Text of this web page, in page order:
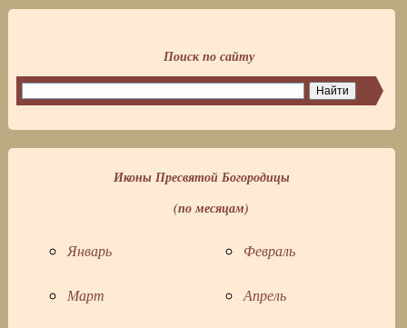
Иконы Пресвятой Богородицы
(по месяцам)
Январь Февраль
Март Апрель
Поиск по сайту